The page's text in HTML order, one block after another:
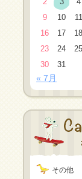
9
10 11
16
17 18
23
24 25
30
31
« 7月
その他